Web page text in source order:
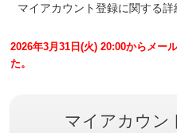
マイアカウント登録に関する詳
2026年3月31日(火) 20:00からメー
た。
マイアカウン